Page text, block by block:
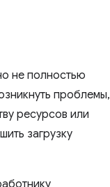
не полностью
проблемы,
ресурсов или
загрузку